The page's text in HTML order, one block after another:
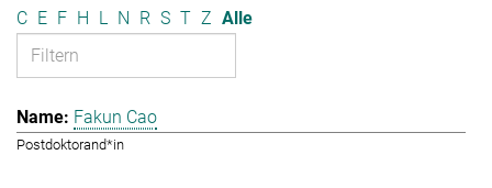
C E F H L N R S T Z Alle
Fakun Cao
Postdoktorand*in